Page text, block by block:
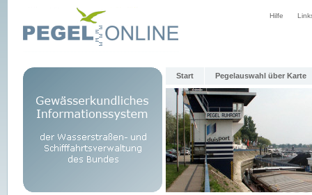
Hilfe
Start Pegelauswahl über Karte